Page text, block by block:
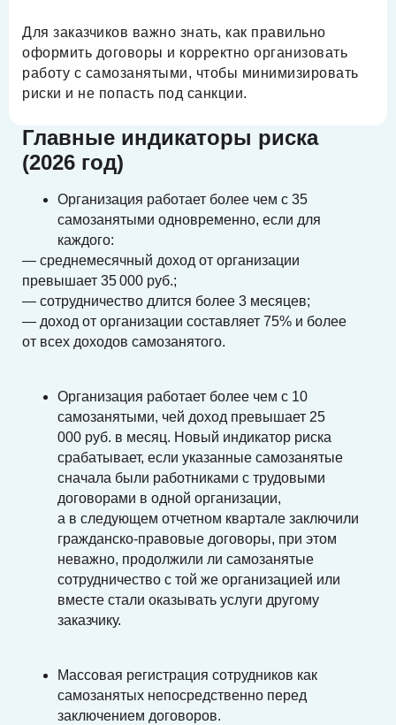
Для заказчиков важно знать, как правильно
оформить договоры и корректно организовать
работу с самозанятыми, чтобы минимизировать
риски и не попасть под санкции.
Главные индикаторы риска
(2026 год)
Организация работает более чем с 35
самозанятыми одновременно, если для
каждого:
— среднемесячный доход от организации
превышает 35 000 руб.;
— сотрудничество длится более 3 месяцев;
— доход от организации составляет 75% и более
от всех доходов самозанятого.
Организация работает более чем с 10
самозанятыми, чей доход превышает 25
000 руб. в месяц. Новый индикатор риска
срабатывает, если указанные самозанятые
сначала были работниками с трудовыми
договорами в одной организации,
а в следующем отчетном квартале заключили
гражданско-правовые договоры, при этом
неважно, продолжили ли самозанятые
сотрудничество с той же организацией или
вместе стали оказывать услуги другому
заказчику.
Массовая регистрация сотрудников как
самозанятых непосредственно перед
заключением договоров.